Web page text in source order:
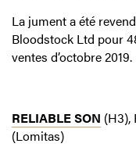
La jument a été
Bloodstock Ltd pour
ventes d’octobre 2019.
RELIABLE SON (H3),
(Lomitas)